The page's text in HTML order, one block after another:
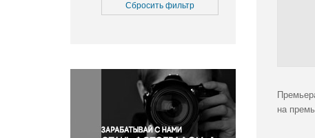
Медицина
Окружающая среда
Политика
Правосудие
Происшествия и конфликты
Сбросить фильтр
на